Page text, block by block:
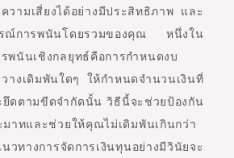
ามเสี่ยงได้อย่างมีประสิทธิภาพ และ
รณ์การพนันโดยรวมของคุณ หนึ่งใน
พนันเชิงกลยุทธ์คือการกำหนดงบ
งเดิมพันใดๆ ให้กำหนดจำนวนเงินที่
ดตามขีดจำกัดนั้น วิธีนี้จะช่วยป้องกัน
มาทและช่วยให้คุณไม่เดิมพันเกินกว่า
างการจัดการเงินทุนอย่างมีวินัยจะ